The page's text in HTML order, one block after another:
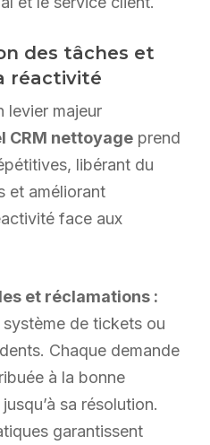
des tâches et
réactivité
levier majeur
CRM nettoyageprend
libérant du
et améliorant
face aux
et réclamations :
système de tickets ou
Chaque demande
à la bonne
sa résolution.
garantissent